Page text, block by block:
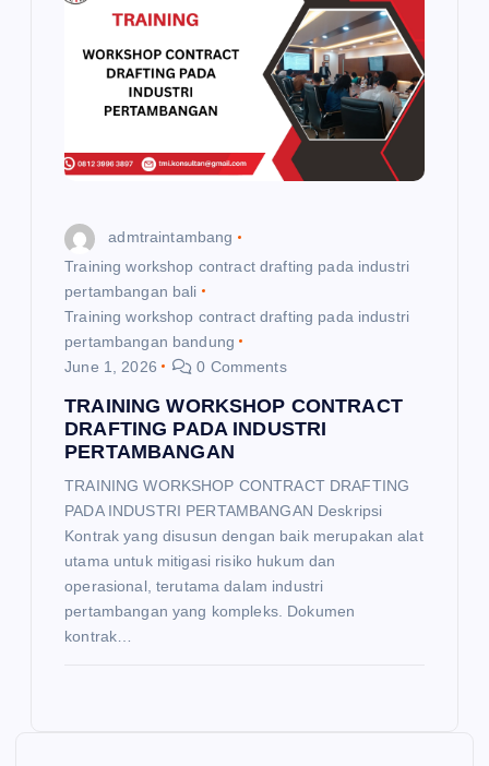
admtraintambang
Training workshop contract drafting pada industri
pertambangan bali
Training workshop contract drafting pada industri
pertambangan bandung
June 1, 2026
0 Comments
TRAINING WORKSHOP CONTRACT
DRAFTING PADA INDUSTRI
PERTAMBANGAN
TRAINING WORKSHOP CONTRACT DRAFTING
PADA INDUSTRI PERTAMBANGAN Deskripsi
Kontrak yang disusun dengan baik merupakan alat
utama untuk mitigasi risiko hukum dan
operasional, terutama dalam industri
pertambangan yang kompleks. Dokumen
kontrak…